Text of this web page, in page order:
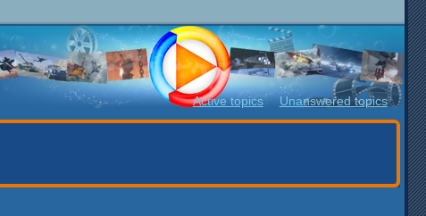
Active topics Unanswered topics